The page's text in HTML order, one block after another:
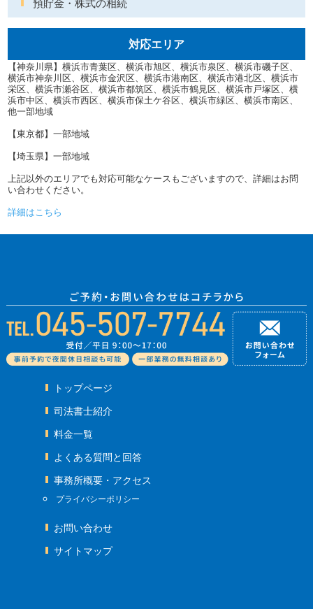
対応エリア
【神奈川県】横浜市青葉区、横浜市旭区、横浜市泉区、横浜市磯子区、
横浜市神奈川区、横浜市金沢区、横浜市港南区、横浜市港北区、横浜市
栄区、横浜市瀬谷区、横浜市都筑区、横浜市鶴見区、横浜市戸塚区、横
浜市中区、横浜市西区、横浜市保土ケ谷区、横浜市緑区、横浜市南区、
他一部地域
【東京都】一部地域
【埼玉県】一部地域
上記以外のエリアでも対応可能なケースもございますので、詳細はお問
い合わせください。
詳細はこちら
トップページ
司法書士紹介
料金一覧
よくある質問と回答
事務所概要・アクセス
プライバシーポリシー
お問い合わせ
サイトマップ